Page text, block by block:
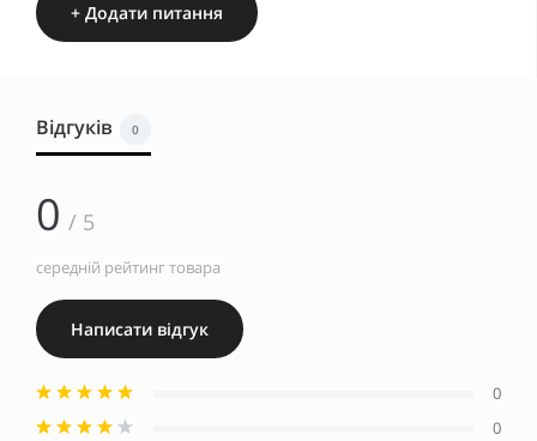
+ Додати питання
Відгуків 0
0 / 5
середній рейтинг товара
Написати відгук
0
0